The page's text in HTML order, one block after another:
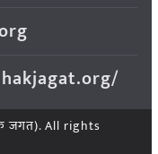
जगत). All rights